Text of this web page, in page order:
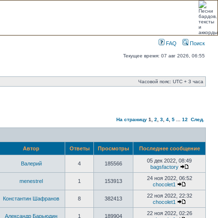
FAQ Поиск
Текущее время: 07 авг 2026, 06:55
Часовой пояс: UTC + 3 часа
На страницу 1 2 3 4 5 12 След.
Автор Ответы Просмотры Последнее сообщение
Валерий 4 185566
05 дек 2022, 08:49
bagsfactory
menestrel 1 153913
24 ноя 2022, 06:52
chocolet1
Константин Шафранов 8 382413
22 ноя 2022, 22:32
chocolet1
Александр Барьюдин 1 189904
22 ноя 2022, 02:26